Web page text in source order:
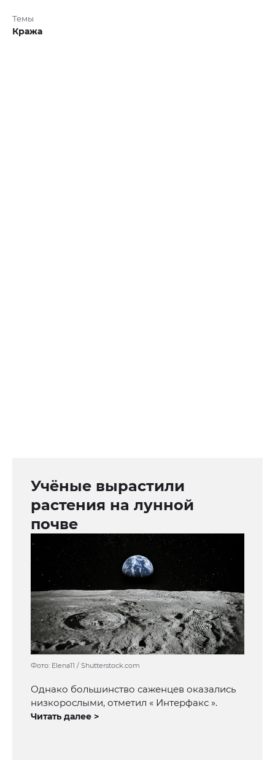
Темы
Кража
Учёные вырастили
растения на лунной
почве
Фото: Elena11 / Shutterstock.com
Однако большинство саженцев оказались
низкорослыми, отметил « Интерфакс ».
Читать далее >